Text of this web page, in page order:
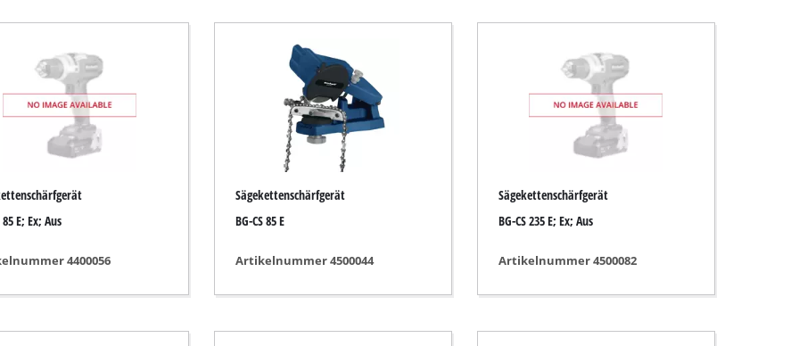
Kehrmaschinen
85 E; Ex; Aus
4400056
Sägekettenschärfgerät
BG-CS 85 E
Artikelnummer 4500044
Sägekettenschärfgerät
BG-CS 235 E; Ex; Aus
Artikelnummer 4500082